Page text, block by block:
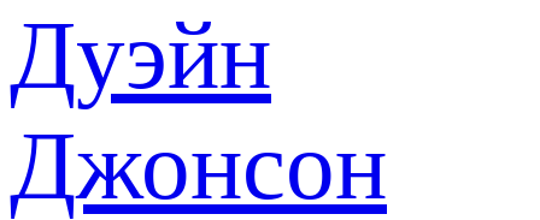
Дуэйн
Джонсон